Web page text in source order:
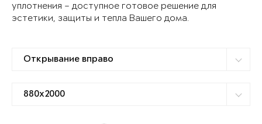
уплотнения – доступное готовое решение для
эстетики, защиты и тепла Вашего дома.